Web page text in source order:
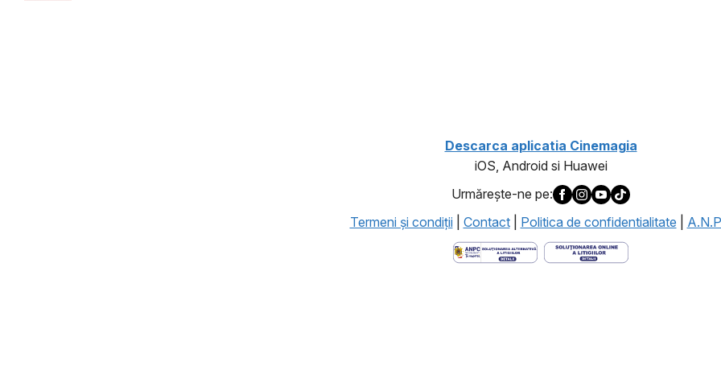
Descarca aplicatia Cinemagia
iOS, Android si Huawei
Urmăreşte-ne pe:
Termeni şi condiţii| Contact| Politica de confidentialitate